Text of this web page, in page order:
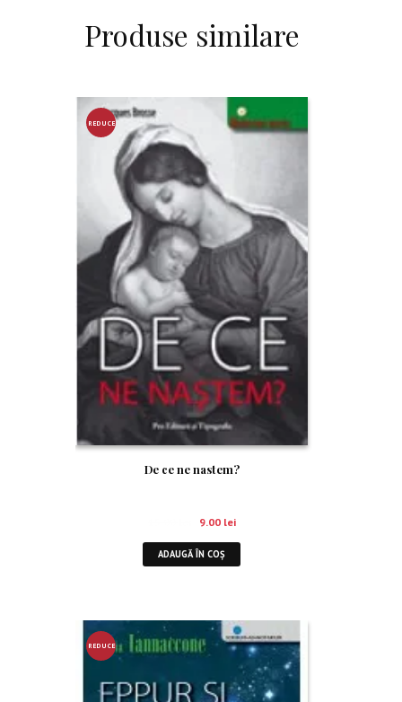
Produse similare
REDUCE
De ce ne nastem?
9.00 lei
ADAUGĂ ÎN COȘ
REDUCE